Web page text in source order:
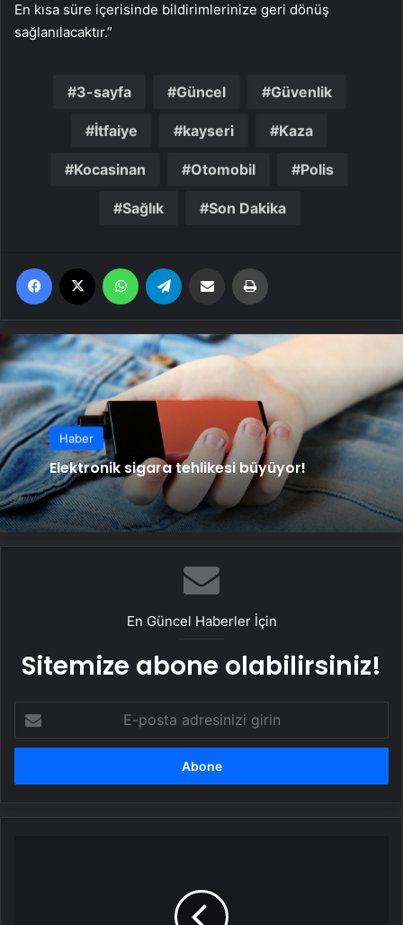
En kısa süre içerisinde bildirimlerinize geri dönüş
sağlanılacaktır.”
3-sayfa Güncel Güvenlik
İtfaiye kayseri Kaza
Kocasinan Otomobil Polis
Sağlık Son Dakika
Facebook WhatsApp Email'den paylaş
Haber
Elektronik sigara tehlikesi büyüyor!
En Güncel Haberler İçin
Sitemize abone olabilirsiniz!
posta
adresinizi